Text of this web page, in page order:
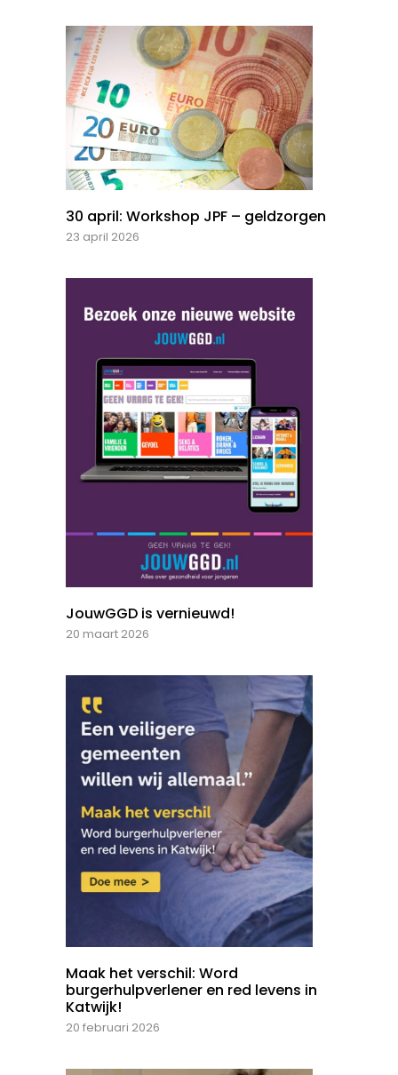
30 april: Workshop JPF – geldzorgen
23 april 2026
JouwGGD is vernieuwd!
20 maart 2026
Maak het verschil: Word
burgerhulpverlener en red levens in
Katwijk!
20 februari 2026